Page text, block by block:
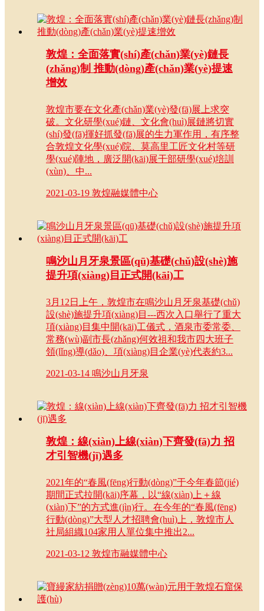
敦煌：全面落實(shí)產(chǎn)業(yè)鏈長
(zhǎng)制 推動(dòng)產(chǎn)業(yè)提速
增效
敦煌市要在文化產(chǎn)業(yè)發(fā)展上求突
破。文化研學(xué)鏈、文化會(huì)展鏈將切實
(shí)發(fā)揮好抓發(fā)展的生力軍作用，有序整
合敦煌文化學(xué)院、莫高里工匠文化村等研
學(xué)陣地，廣泛開(kāi)展干部研學(xué)培訓
(xùn)、中...
2021-03-19 敦煌融媒體中心
鳴沙山月牙泉景區(qū)基礎(chǔ)設(shè)施
提升項(xiàng)目正式開(kāi)工
3月12日上午，敦煌市在鳴沙山月牙泉基礎(chǔ)
設(shè)施提升項(xiàng)目---西次入口舉行了重大
項(xiàng)目集中開(kāi)工儀式，酒泉市委常委、
常務(wù)副市長(zhǎng)何效祖和我市四大班子
領(lǐng)導(dǎo)、項(xiàng)目企業(yè)代表約3...
2021-03-14 鳴沙山月牙泉
敦煌：線(xiàn)上線(xiàn)下齊發(fā)力 招
才引智機(jī)遇多
2021年的“春風(fēng)行動(dòng)”于今年春節(jié)
期間正式拉開(kāi)序幕，以“線(xiàn)上＋線
(xiàn)下”的方式進(jìn)行。在今年的“春風(fēng)
行動(dòng)”大型人才招聘會(huì)上，敦煌市人
社局組織104家用人單位集中推出2...
2021-03-12 敦煌市融媒體中心